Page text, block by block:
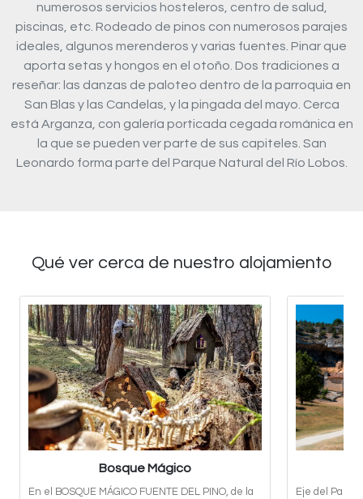
numerosos servicios hosteleros, centro de salud,
piscinas, etc. Rodeado de pinos con numerosos parajes
ideales, algunos merenderos y varias fuentes. Pinar que
aporta setas y hongos en el otoño. Dos tradiciones a
reseñar: las danzas de paloteo dentro de la parroquia en
San Blas y las Candelas, y la pingada del mayo. Cerca
está Arganza, con galería porticada cegada románica en
la que se pueden ver parte de sus capiteles. San
Leonardo forma parte del Parque Natural del Río Lobos.
Qué ver cerca de nuestro alojamiento
Bosque Mágico
En el BOSQUE MÁGICO FUENTE DEL PINO, de la
Eje del